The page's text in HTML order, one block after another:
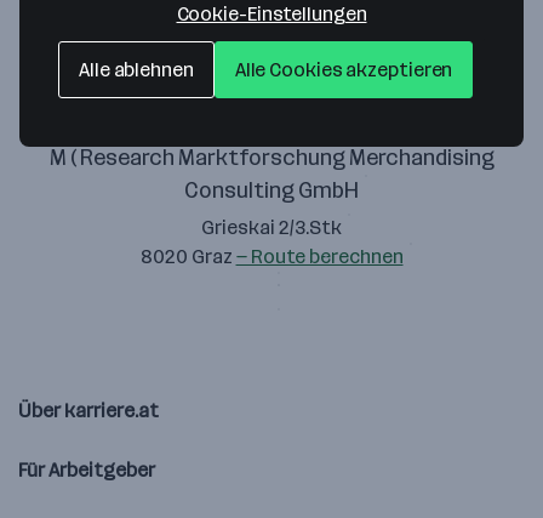
M ( Research Marktforschung Merchandising
Consulting GmbH
Grieskai 2/3.Stk
8020 Graz — Route berechnen
Über karriere.at
Für Arbeitgeber
Cookie-Einstellungen
Alle ablehnen Alle Cookies akzeptieren